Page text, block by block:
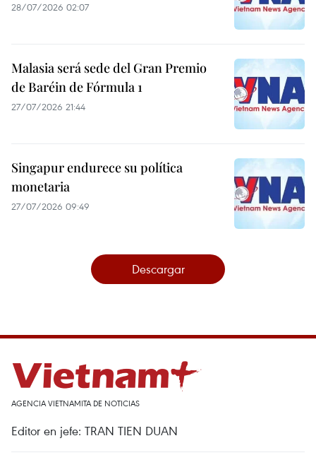
28/07/2026 02:07
Malasia será sede del Gran Premio
de Baréin de Fórmula 1
27/07/2026 21:44
Singapur endurece su política
monetaria
27/07/2026 09:49
Descargar
AGENCIA VIETNAMITA DE NOTICIAS
Editor en jefe: TRAN TIEN DUAN